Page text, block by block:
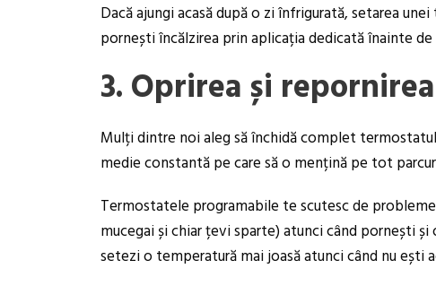
Dacă ajungi acasă după o zi înfrigurată, setarea
pornești încălzirea prin aplicația dedicată înainte de
3. Oprirea și
Mulți dintre noi aleg să închidă complet
medie constantă pe care să o mențină pe tot
Termostatele programabile te scutesc de
mucegai și chiar țevi sparte) atunci când pornești
setezi o temperatură mai joasă atunci când nu ești